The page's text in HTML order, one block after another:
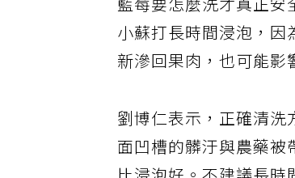
藍莓要怎麼洗才真正
小蘇打長時間浸泡，因
新滲回果肉，也可能影
劉博仁表示，正確清
面凹槽的髒汙與農藥